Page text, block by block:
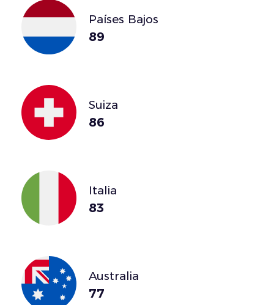
Países Bajos
89
Suiza
86
Italia
83
Australia
77